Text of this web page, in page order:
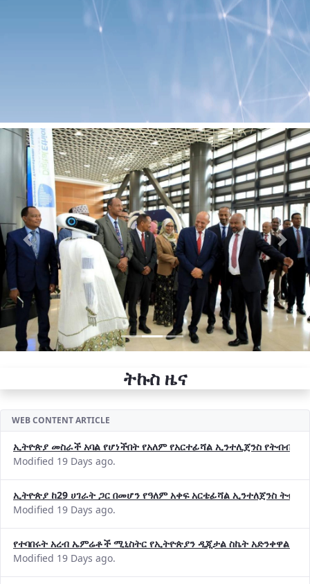
Previous Next
ትኩስ ዜና
WEB CONTENT ARTICLE
ኢትዮጵያ መስራች አባል የሆነችበት የአለም የአርተፊሻል ኢንተሊጀንስ የትብብር
Modified 19 Days ago.
ኢትዮጵያ ከ29 ሀገራት ጋር በመሆን የዓለም አቀፍ አርቴፊሻል ኢንተለጀንስ
Modified 19 Days ago.
የተባበሩት አረብ ኤምሬቶች ሚኒስትር የኢትዮጵያን ዲጂታል ስኬት አድንቀዋል
Modified 19 Days ago.